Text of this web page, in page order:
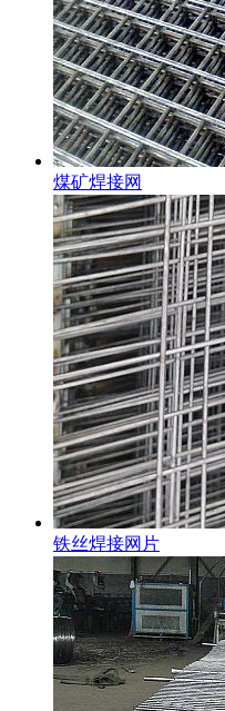
煤矿焊接网
铁丝焊接网片